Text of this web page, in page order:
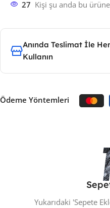
27 Kişi şu anda bu
Anında Teslimat İle
Kullanın
Ödeme Yöntemleri
Yukarıdaki 'Sepete